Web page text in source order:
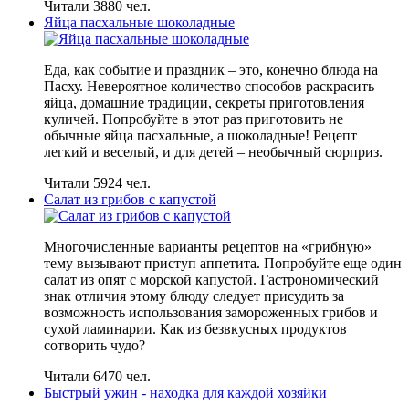
Читали 3880 чел.
Яйца пасхальные шоколадные
Еда, как событие и праздник – это, конечно блюда на
Пасху. Невероятное количество способов раскрасить
яйца, домашние традиции, секреты приготовления
куличей. Попробуйте в этот раз приготовить не
обычные яйца пасхальные, а шоколадные! Рецепт
легкий и веселый, и для детей – необычный сюрприз.
Читали 5924 чел.
Салат из грибов с капустой
Многочисленные варианты рецептов на «грибную»
тему вызывают приступ аппетита. Попробуйте еще один
салат из опят с морской капустой. Гастрономический
знак отличия этому блюду следует присудить за
возможность использования замороженных грибов и
сухой ламинарии. Как из безвкусных продуктов
сотворить чудо?
Читали 6470 чел.
Быстрый ужин - находка для каждой хозяйки